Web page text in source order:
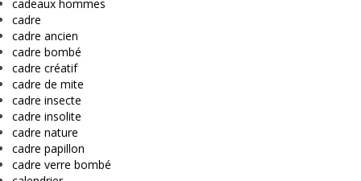
cadeaux hommes
cadre
cadre ancien
cadre bombé
cadre créatif
cadre de mite
cadre insecte
cadre insolite
cadre nature
cadre papillon
cadre verre bombé